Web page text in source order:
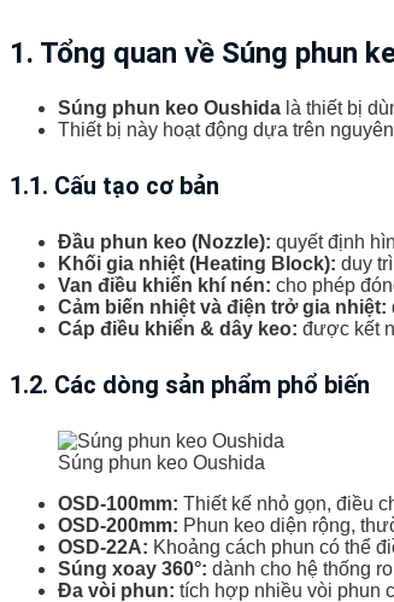
1. Tổng quan về Súng phun
Súng phun keo Oushida là thiết bị
Thiết bị này hoạt động dựa trên
1.1. Cấu tạo cơ bản
Đầu phun keo (Nozzle): quyết định
Khối gia nhiệt (Heating Block): duy
Van điều khiển khí nén: cho phép
Cảm biến nhiệt và điện trở gia nhiệt:
Cáp điều khiển & dây keo: được kết
1.2. Các dòng sản phẩm phổ biến
Súng phun keo Oushida
OSD-100mm: Thiết kế nhỏ gọn, điều
OSD-200mm: Phun keo diện rộng,
OSD-22A: Khoảng cách phun có thể
Súng xoay 360°: dành cho hệ thống
Đa vòi phun: tích hợp nhiều vòi phun